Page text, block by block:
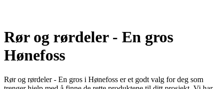
Rør og rørdeler - En gros
Hønefoss
Rør og rørdeler - En gros i Hønefoss er et godt valg for deg som